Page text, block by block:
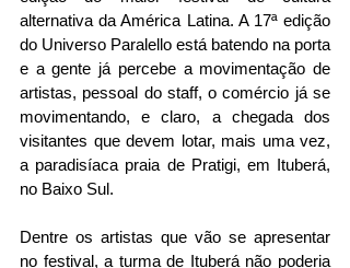
alternativa da América Latina. A 17ª edição
do Universo Paralello está batendo na porta
e a gente já percebe a movimentação de
artistas, pessoal do staff, o comércio já se
movimentando, e claro, a chegada dos
visitantes que devem lotar, mais uma vez,
a paradisíaca praia de Pratigi, em Ituberá,
no Baixo Sul.
Dentre os artistas que vão se apresentar
no festival, a turma de Ituberá não poderia